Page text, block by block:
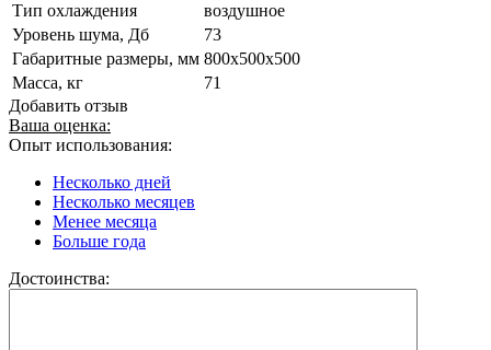
Тип охлаждения
воздушное
Уровень шума, Дб
73
Габаритные размеры, мм 800х500х500
Масса, кг
71
Добавить отзыв
Ваша оценка:
Опыт использования:
Несколько дней
Несколько месяцев
Менее месяца
Больше года
Достоинства: